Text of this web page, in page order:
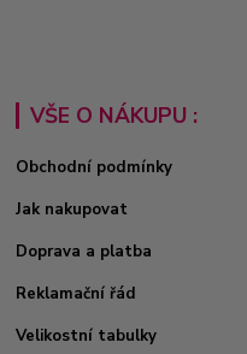
VŠE O NÁKUPU :
Obchodní podmínky
Jak nakupovat
Doprava a platba
Reklamační řád
Velikostní tabulky